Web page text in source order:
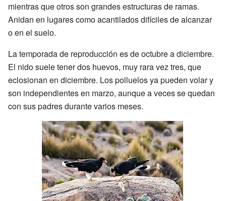
mientras que otros son grandes estructuras de ramas.
Anidan en lugares como acantilados difíciles de alcanzar
o en el suelo.
La temporada de reproducción es de octubre a diciembre.
El nido suele tener dos huevos, muy rara vez tres, que
eclosionan en diciembre. Los polluelos ya pueden volar y
son independientes en marzo, aunque a veces se quedan
con sus padres durante varios meses.